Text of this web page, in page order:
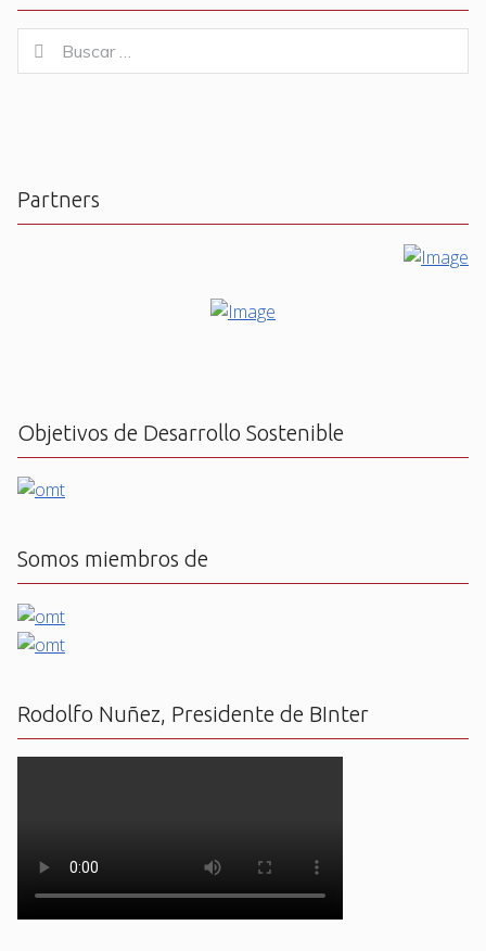
for:
Buscar
Partners
Objetivos de Desarrollo Sostenible
Somos miembros de
Rodolfo Nuñez, Presidente de BInter